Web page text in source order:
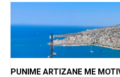
PUNIME ARTIZANE ME